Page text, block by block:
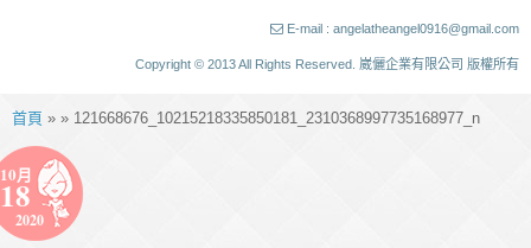
E-mail : angelatheangel0916@gmail.com
Copyright © 2013 All Rights Reserved. 崴儷企業有限公司 版權所有
首頁 » » 121668676_10215218335850181_2310368997735168977_n
10月
18
2020